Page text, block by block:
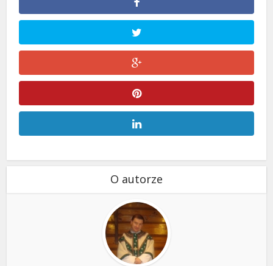
O autorze